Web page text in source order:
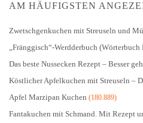
AM HÄUFIGSTEN
Zwetschgenkuchen mit Streuseln und
„Fränggisch“-Werdderbuch
Das beste Nussecken Rezept – Besser
Köstlicher Apfelkuchen mit Streuseln –
Apfel Marzipan Kuchen (180.889)
Fantakuchen mit Schmand. Mit Rezept